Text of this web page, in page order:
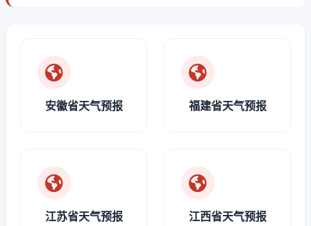
安徽省天气预报 福建省天气预报
江苏省天气预报 江西省天气预报